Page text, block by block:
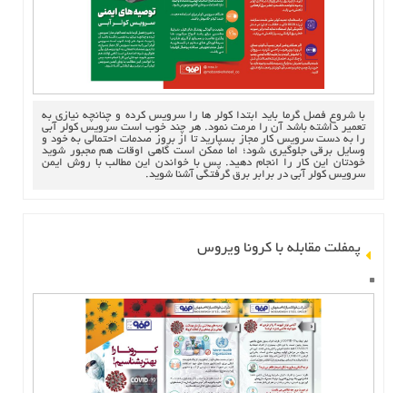
با شروع فصل گرما باید ابتدا کولر ها را سرویس کرده و چنانچه نیازي به
تعمیر داشته باشد آن را مرمت نمود. هر چند خوب است سرویس کولر آبی
را به دست سرویس کار مجاز بسپارید تا از بروز صدمات احتمالی به خود و
وسایل برقی جلوگیري شود؛ اما ممکن است گاهی اوقات هم مجبور شوید
خودتان این کار را انجام دهید. پس با خواندن این مطالب با روش ایمن
سرویس کولر آبی در برابر برق گرفتگی آشنا شوید.
پمفلت مقابله با کرونا ویروس